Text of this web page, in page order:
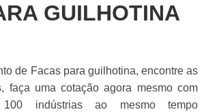
GUILHOTINA
de Facas para guilhotina, encontre as
faça uma cotação agora mesmo com
100 indústrias ao mesmo tempo